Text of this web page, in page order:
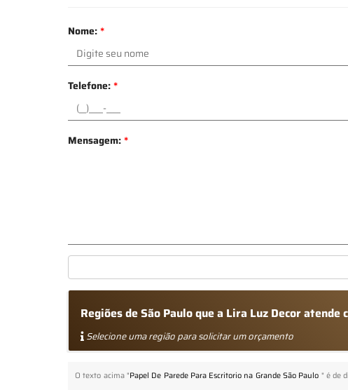
Nome:*
Telefone:*
Mensagem:*
Regiões de São Paulo que a Lira Luz Decor
Selecione uma região para solicitar um orçamento
O texto acima "Papel De Parede Para Escritorio na Grande São Paulo " é de